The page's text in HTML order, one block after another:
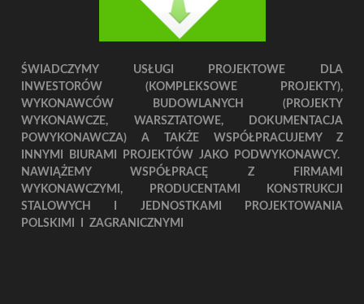
ŚWIADCZYMY USŁUGI PROJEKTOWE DLA
INWESTORÓW (KOMPLEKSOWE PROJEKTY),
WYKONAWCÓW BUDOWLANYCH (PROJEKTY
WYKONAWCZE, WARSZTATOWE, DOKUMENTACJA
POWYKONAWCZA) A TAKŻE WSPÓŁPRACUJEMY Z
INNYMI BIURAMI PROJEKTÓW JAKO PODWYKONAWCY.
NAWIĄŻEMY WSPÓŁPRACĘ Z FIRMAMI
WYKONAWCZYMI, PRODUCENTAMI KONSTRUKCJI
STALOWYCH I JEDNOSTKAMI PROJEKTOWANIA
POLSKIMI I ZAGRANICZNYMI